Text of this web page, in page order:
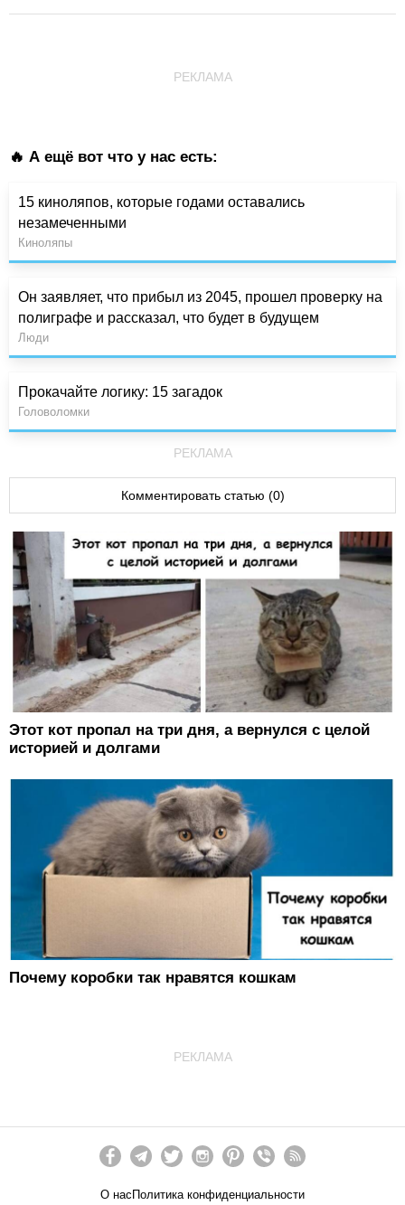
РЕКЛАМА
🔥 А ещё вот что у нас есть:
15 киноляпов, которые годами оставались
незамеченными
Киноляпы
Он заявляет, что прибыл из 2045, прошел проверку на
полиграфе и рассказал, что будет в будущем
Люди
Прокачайте логику: 15 загадок
Головоломки
РЕКЛАМА
Комментировать статью (0)
Этот кот пропал на три дня, а вернулся с целой
историей и долгами
Почему коробки так нравятся кошкам
РЕКЛАМА
О насПолитика конфиденциальности